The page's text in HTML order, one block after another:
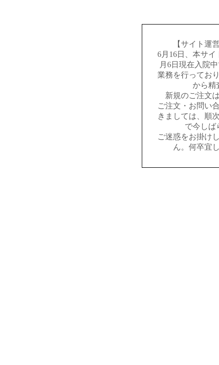
【サイト運
6月16日、本サ
月6日現在入院
業務を行ってお
から精
新規のご注文
ご注文・お問い
きましては、順
で今しば
ご迷惑をお掛け
ん。何卒宜